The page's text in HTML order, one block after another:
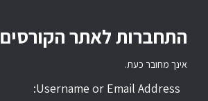
התחברות לאתר הקורסים
אינך מחובר כעת.
Username or Email Address: